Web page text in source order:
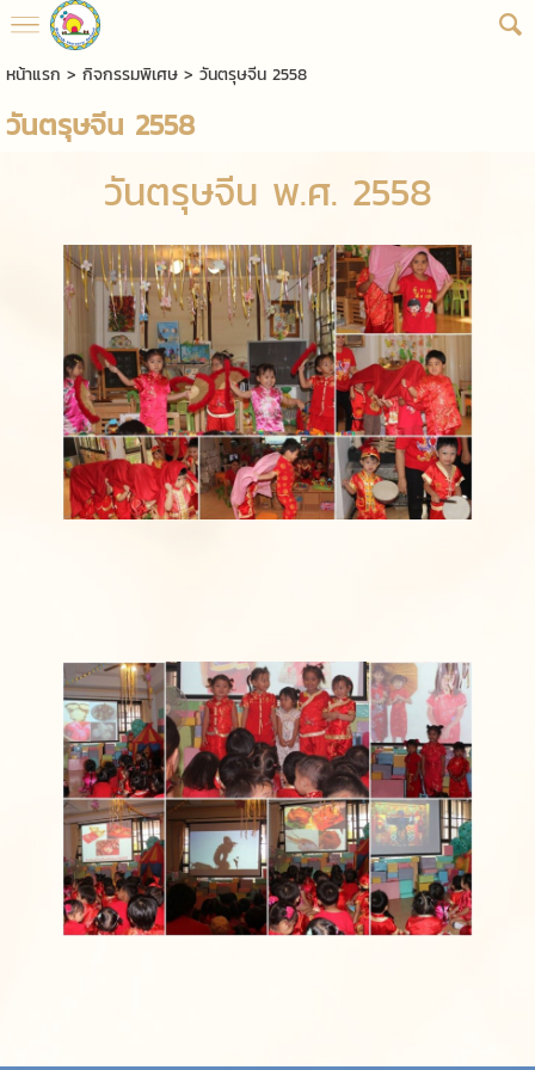
หน้าแรก > กิจกรรมพิเศษ> วันตรุษจีน 2558
วันตรุษจีน 2558
วันตรุษจีน พ.ศ. 2558